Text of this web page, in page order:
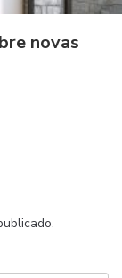
novas